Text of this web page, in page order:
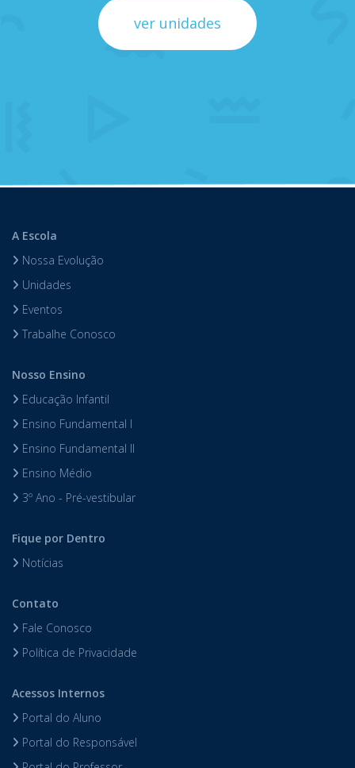
ver unidades
A Escola
Nossa Evolução
Unidades
Eventos
Trabalhe Conosco
Nosso Ensino
Educação Infantil
Ensino Fundamental I
Ensino Fundamental II
Ensino Médio
3º Ano - Pré-vestibular
Fique por Dentro
Notícias
Contato
Fale Conosco
Política de Privacidade
Acessos Internos
Portal do Aluno
Portal do Responsável